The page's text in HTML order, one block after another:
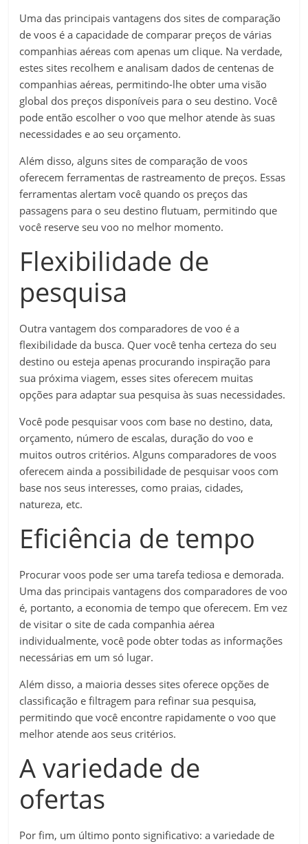
Uma das principais vantagens dos sites de comparação
de voos é a capacidade de comparar preços de várias
companhias aéreas com apenas um clique. Na verdade,
estes sites recolhem e analisam dados de centenas de
companhias aéreas, permitindo-lhe obter uma visão
global dos preços disponíveis para o seu destino. Você
pode então escolher o voo que melhor atende às suas
necessidades e ao seu orçamento.
Além disso, alguns sites de comparação de voos
oferecem ferramentas de rastreamento de preços. Essas
ferramentas alertam você quando os preços das
passagens para o seu destino flutuam, permitindo que
você reserve seu voo no melhor momento.
Flexibilidade de
pesquisa
Outra vantagem dos comparadores de voo é a
flexibilidade da busca. Quer você tenha certeza do seu
destino ou esteja apenas procurando inspiração para
sua próxima viagem, esses sites oferecem muitas
opções para adaptar sua pesquisa às suas necessidades.
Você pode pesquisar voos com base no destino, data,
orçamento, número de escalas, duração do voo e
muitos outros critérios. Alguns comparadores de voos
oferecem ainda a possibilidade de pesquisar voos com
base nos seus interesses, como praias, cidades,
natureza, etc.
Eficiência de tempo
Procurar voos pode ser uma tarefa tediosa e demorada.
Uma das principais vantagens dos comparadores de voo
é, portanto, a economia de tempo que oferecem. Em vez
de visitar o site de cada companhia aérea
individualmente, você pode obter todas as informações
necessárias em um só lugar.
Além disso, a maioria desses sites oferece opções de
classificação e filtragem para refinar sua pesquisa,
permitindo que você encontre rapidamente o voo que
melhor atende aos seus critérios.
A variedade de
ofertas
Por fim, um último ponto significativo: a variedade de